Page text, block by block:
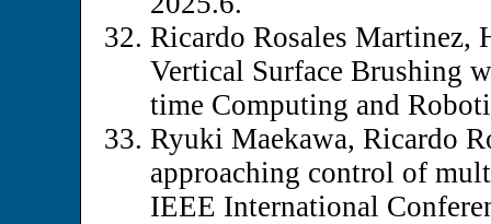
Ricardo Rosales
Vertical Surface Brushing
time Computing and
Ryuki Maekawa, Ricardo
approaching control of
IEEE International